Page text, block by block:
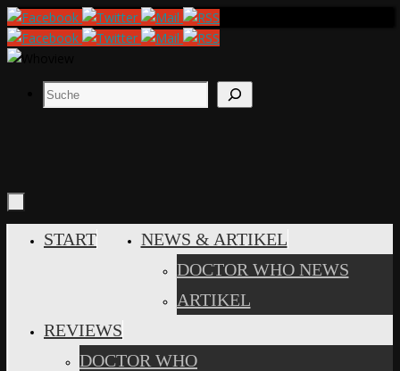
Zum
Inhalt
springen
Suchen
INHALT
START
NEWS & ARTIKEL
DOCTOR WHO NEWS
ARTIKEL
REVIEWS
DOCTOR WHO